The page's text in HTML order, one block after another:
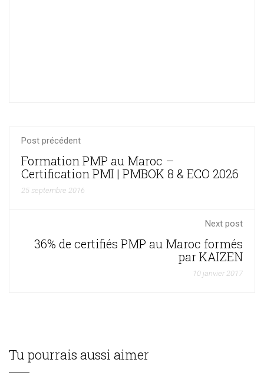
Post précédent
Formation PMP au Maroc –
Certification PMI | PMBOK 8 & ECO 2026
25 septembre 2016
Next post
36% de certifiés PMP au Maroc formés
par KAIZEN
10 janvier 2017
Tu pourrais aussi aimer